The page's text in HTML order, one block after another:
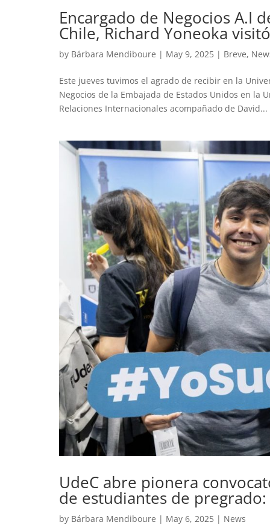
Encargado de Negocios A.I
Chile, Richard Yoneoka
by Bárbara Mendiboure | May 9, 2025 | Breve,
Este jueves tuvimos el agrado de recibir en la
Negocios de la Embajada de Estados Unidos en la
Relaciones Internacionales acompañado de David...
UdeC abre pionera
de estudiantes de pregrado:
by Bárbara Mendiboure | May 6, 2025 | News